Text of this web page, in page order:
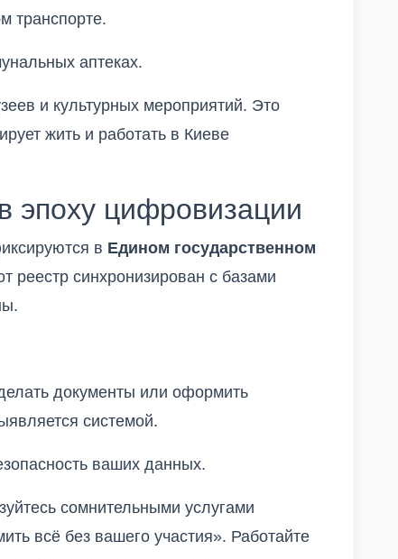
транспорте.
аптеках.
и культурных мероприятий. Это
жить и работать в Киеве
эпоху цифровизации
в Едином государственном
реестр синхронизирован с базами
документы или оформить
системой.
ваших данных.
сомнительными услугами
всё без вашего участия». Работайте